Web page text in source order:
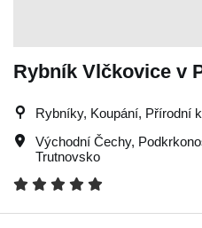
Rybník Vlčkovice v
Rybníky, Koupání, Přírodní
Východní Čechy,
Trutnovsko